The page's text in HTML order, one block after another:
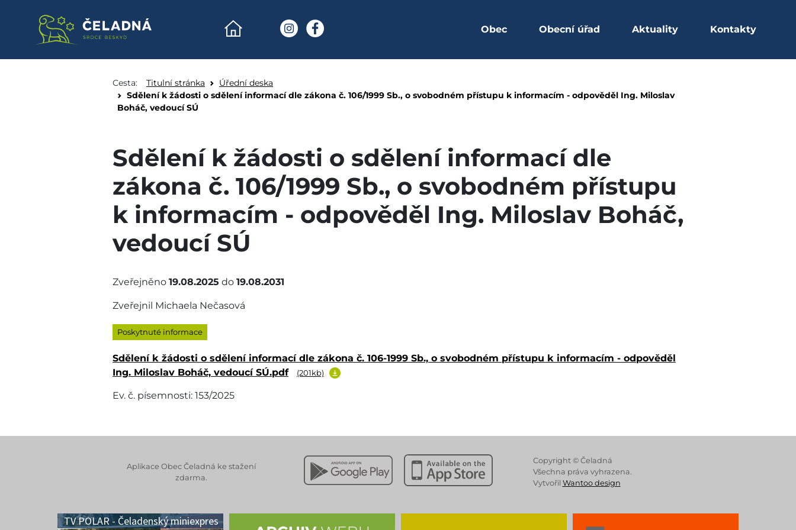
Sdělení k žádosti o sdělení informací dle zákona č. 106/1999 Sb.,
Obec Obecní úřad Aktuality Kontakty
Cesta: Titulní stránka
Úřední deska
Sdělení k žádosti o sdělení informací dle zákona č. 106/1999 Sb., o svobodném přístupu k informacím - odpověděl Ing. Miloslav
Boháč, vedoucí SÚ
Sdělení k žádosti o sdělení informací dle
zákona č. 106/1999 Sb., o svobodném přístupu
k informacím - odpověděl Ing. Miloslav Boháč,
vedoucí SÚ
Zveřejněno 19.08.2025 do 19.08.2031
Zveřejnil Michaela Nečasová
Poskytnuté informace
Sdělení k žádosti o sdělení informací dle zákona č. 106-1999 Sb., o svobodném přístupu k informacím - odpověděl
Ing. Miloslav Boháč, vedoucí SÚ.pdf
(201kb)
Ev. č. písemnosti: 153/2025
Aplikace Obec Čeladná ke stažení
zdarma.
Stáhnout z Google Play Stáhnout z Apple App StoreCopyright © Čeladná
Všechna práva vyhrazena.
Vytvořil Wantoo design